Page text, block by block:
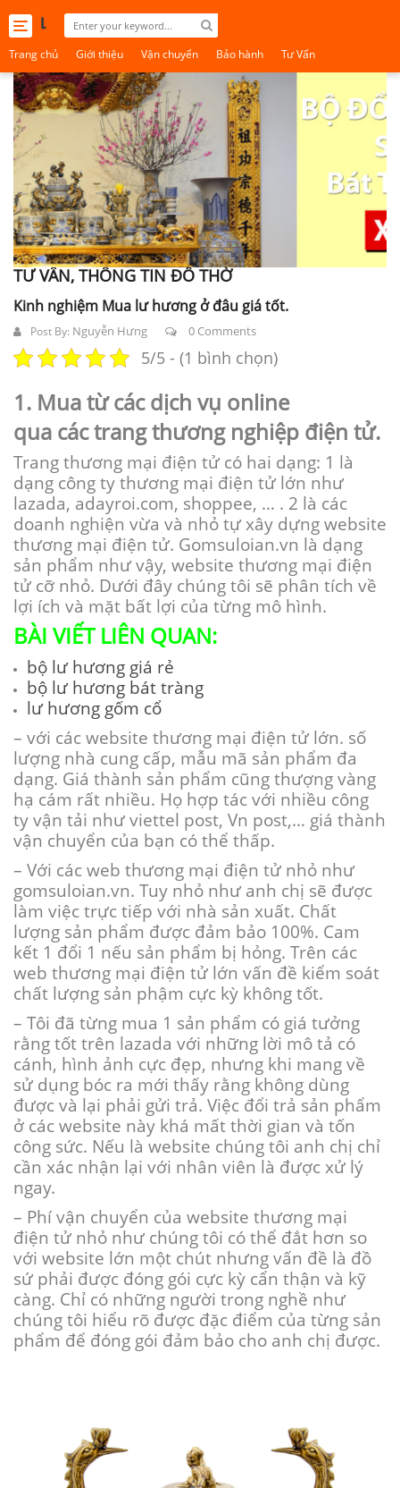
Toggle
navigation
Trang chủ Giới thiệu Vận chuyển Bảo hành Tư Vấn
TƯ VẤN, THÔNG TIN ĐỒ THỜ
Kinh nghiệm Mua lư hương ở đâu giá tốt.
Post By: Nguyễn Hưng 0 Comments
5/5 - (1 bình chọn)
1. Mua từ các dịch vụ online
qua cáctrangthương nghiệp điện tử.
Trang thương mại điện tử có hai dạng: 1 là
dạng công ty thương mại điện tử lớn như
lazada, adayroi.com, shoppee, … . 2 là các
doanh nghiện vừa và nhỏ tự xây dựng website
thương mại điện tử. Gomsuloian.vn là dạng
sản phẩm như vậy, website thương mại điện
tử cỡ nhỏ. Dưới đây chúng tôi sẽ phân tích về
lợi ích và mặt bất lợi của từng mô hình.
BÀI VIẾT LIÊN QUAN:
bộ lư hương giá rẻ
bộ lư hương bát tràng
lư hương gốm cổ
– với các website thương mại điện tử lớn. số
lượng nhà cung cấp, mẫu mã sản phẩm đa
dạng. Giá thành sản phẩm cũng thượng vàng
hạ cám rất nhiều. Họ hợp tác với nhiều công
ty vận tải như viettel post, Vn post,… giá thành
vận chuyển của bạn có thể thấp.
– Với các web thương mại điện tử nhỏ như
gomsuloian.vn. Tuy nhỏ như anh chị sẽ được
làm việc trực tiếp với nhà sản xuất. Chất
lượng sản phẩm được đảm bảo 100%. Cam
kết 1 đổi 1 nếu sản phẩm bị hỏng. Trên các
web thương mại điện tử lớn vấn đề kiểm soát
chất lượng sản phậm cực kỳ không tốt.
– Tôi đã từng mua 1 sản phẩm có giá tưởng
rằng tốt trên lazada với những lời mô tả có
cánh, hình ảnh cực đẹp, nhưng khi mang về
sử dụng bóc ra mới thấy rằng không dùng
được và lại phải gửi trả. Việc đổi trả sản phẩm
ở các website này khá mất thời gian và tốn
công sức. Nếu là website chúng tôi anh chị chỉ
cần xác nhận lại với nhân viên là được xử lý
ngay.
– Phí vận chuyển của website thương mại
điện tử nhỏ như chúng tôi có thể đắt hơn so
với website lớn một chút nhưng vấn đề là đồ
sứ phải được đóng gói cực kỳ cẩn thận và kỹ
càng. Chỉ có những người trong nghề như
chúng tôi hiểu rõ được đặc điểm của từng sản
phẩm để đóng gói đảm bảo cho anh chị được.